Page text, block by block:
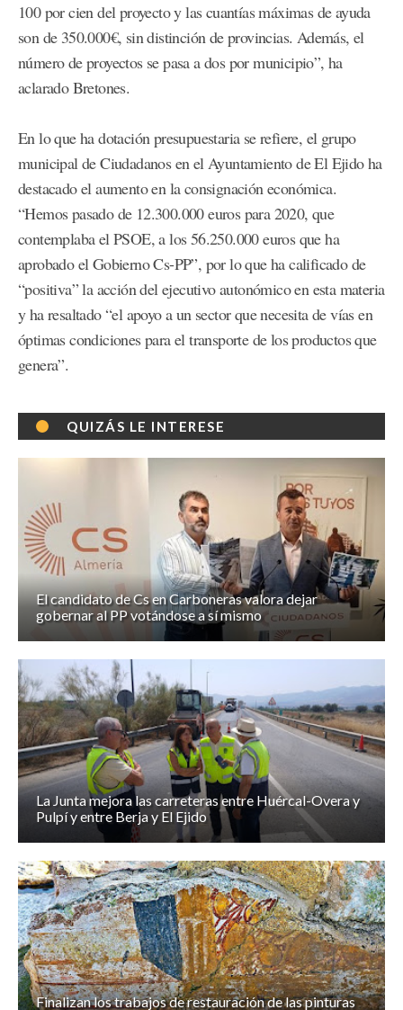
100 por cien del proyecto y las cuantías máximas de ayuda
son de 350.000€, sin distinción de provincias. Además, el
número de proyectos se pasa a dos por municipio”, ha
aclarado Bretones.
En lo que ha dotación presupuestaria se refiere, el grupo
municipal de Ciudadanos en el Ayuntamiento de El Ejido ha
destacado el aumento en la consignación económica.
“Hemos pasado de 12.300.000 euros para 2020, que
contemplaba el PSOE, a los 56.250.000 euros que ha
aprobado el Gobierno Cs-PP”, por lo que ha calificado de
“positiva” la acción del ejecutivo autonómico en esta materia
y ha resaltado “el apoyo a un sector que necesita de vías en
óptimas condiciones para el transporte de los productos que
genera”.
QUIZÁS LE INTERESE
El candidato de Cs en Carboneras valora dejar
gobernar al PP votándose a sí mismo
La Junta mejora las carreteras entre Huércal-Overa y
Pulpí y entre Berja y El Ejido
Finalizan los trabajos de restauración de las pinturas